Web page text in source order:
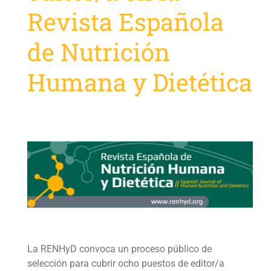
Revista Española
de Nutrición
Humana y Dietética
La RENHyD convoca un proceso público de
selección para cubrir ocho puestos de editor/a